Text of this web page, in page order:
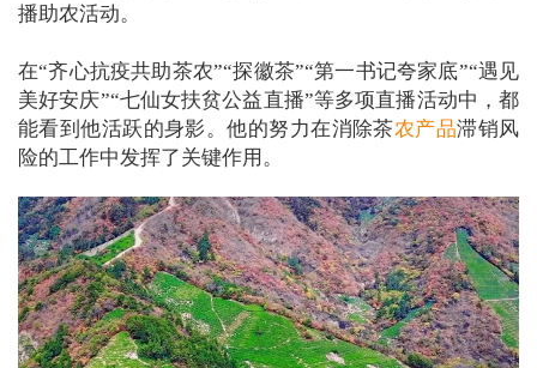
播助农活动。
在“齐心抗疫共助茶农”“探徽茶”“第一书记夸家底”“遇见
美好安庆”“七仙女扶贫公益直播”等多项直播活动中，都
能看到他活跃的身影。他的努力在消除茶农产品滞销风
险的工作中发挥了关键作用。